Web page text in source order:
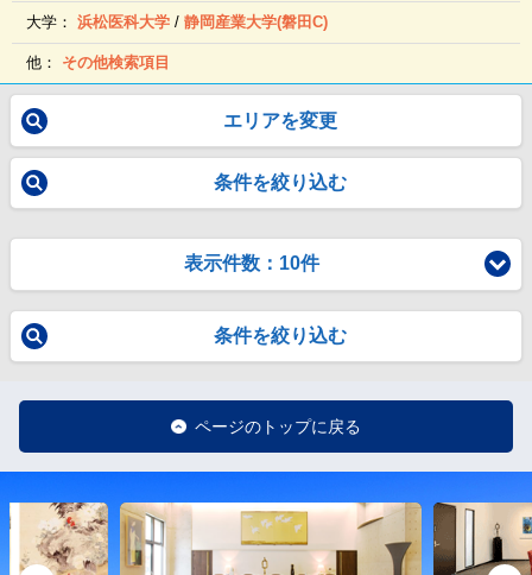
大学：浜松医科大学/静岡産業大学(磐田C)
他： その他検索項目
エリアを変更
条件を絞り込む
表示件数：10件
条件を絞り込む
ページのトップに戻る